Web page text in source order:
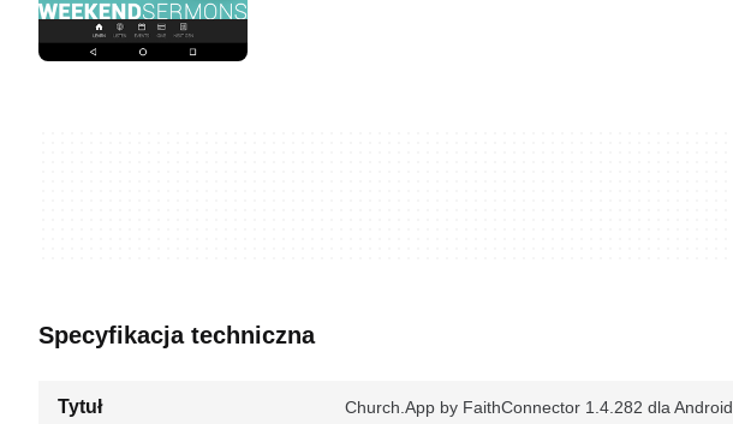
Specyfikacja techniczna
Tytuł Church.App by FaithConnector 1.4.282 dla Android